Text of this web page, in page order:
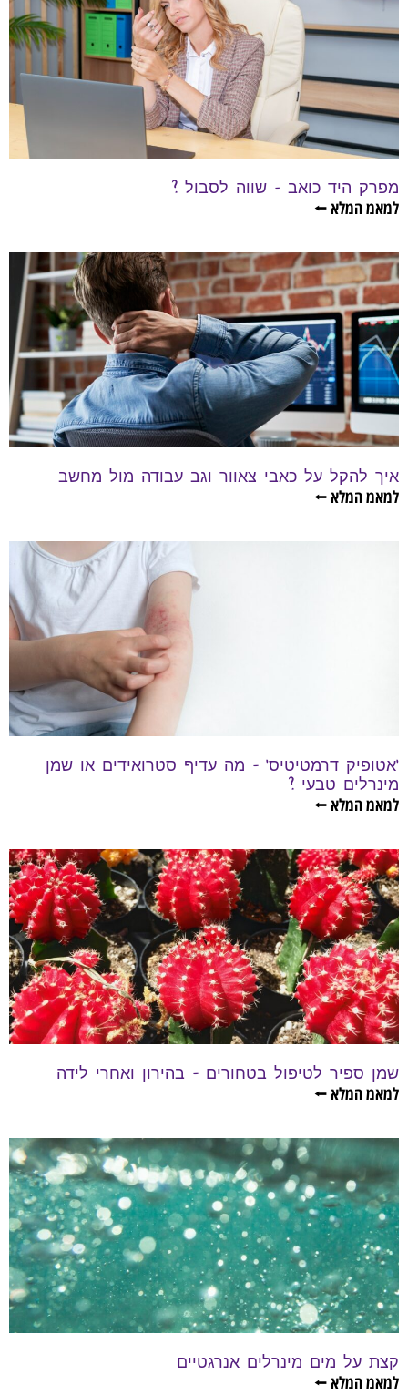
מפרק היד כואב – שווה לסבול ?
למאמ המלא ⭠
איך להקל על כאבי צאוור וגב עבודה מול מחשב
למאמ המלא ⭠
'אטופיק דרמטיטיס' – מה עדיף סטרואידים או שמן
מינרלים טבעי ?
למאמ המלא ⭠
שמן ספיר לטיפול בטחורים – בהירון ואחרי לידה
למאמ המלא ⭠
קצת על מים מינרלים אנרגטיים
למאמ המלא ⭠